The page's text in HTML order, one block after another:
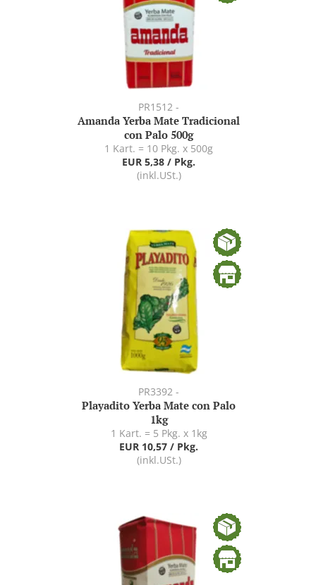
PR1512 -
Amanda Yerba Mate Tradicional
con Palo 500g
1 Kart. = 10 Pkg. x 500g
EUR 5,38 / Pkg.
(inkl.USt.)
PR3392 -
Playadito Yerba Mate con Palo
1kg
1 Kart. = 5 Pkg. x 1kg
EUR 10,57 / Pkg.
(inkl.USt.)